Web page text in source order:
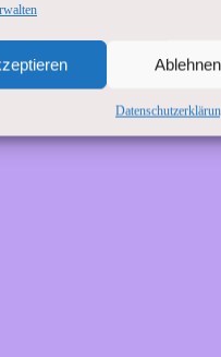
Ablehnen
–